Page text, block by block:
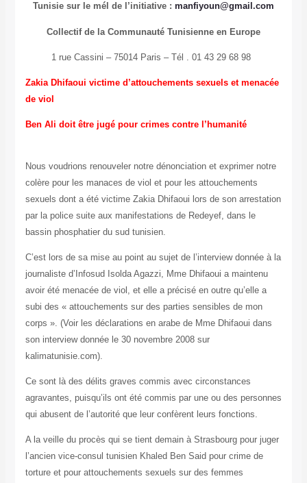
Tunisie sur le mél de l’initiative : manfiyoun@gmail.com
Collectif de la Communauté Tunisienne en Europe
1 rue Cassini – 75014 Paris – Tél . 01 43 29 68 98
Zakia Dhifaoui victime d’attouchements sexuels et menacée
de viol
Ben Ali doit être jugé pour crimes contre l’humanité
Nous voudrions renouveler notre dénonciation et exprimer notre
colère pour les manaces de viol et pour les attouchements
sexuels dont a été victime Zakia Dhifaoui lors de son arrestation
par la police suite aux manifestations de Redeyef, dans le
bassin phosphatier du sud tunisien.
C’est lors de sa mise au point au sujet de l’interview donnée à la
journaliste d’Infosud Isolda Agazzi, Mme Dhifaoui a maintenu
avoir été menacée de viol, et elle a précisé en outre qu’elle a
subi des « attouchements sur des parties sensibles de mon
corps ». (Voir les déclarations en arabe de Mme Dhifaoui dans
son interview donnée le 30 novembre 2008 sur
kalimatunisie.com).
Ce sont là des délits graves commis avec circonstances
agravantes, puisqu’ils ont été commis par une ou des personnes
qui abusent de l’autorité que leur confèrent leurs fonctions.
A la veille du procès qui se tient demain à Strasbourg pour juger
l’ancien vice-consul tunisien Khaled Ben Said pour crime de
torture et pour attouchements sexuels sur des femmes